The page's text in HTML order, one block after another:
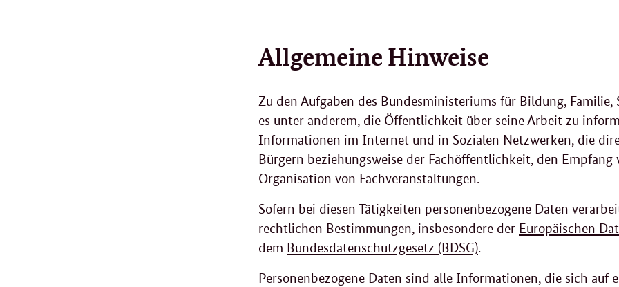
Allgemeine Hinweise
Zu den Aufgaben des Bundesministeriums für Bildung, Familie,
es unter anderem, die Öffentlichkeit über seine Arbeit zu
Informationen im Internet und in Sozialen Netzwerken, die
Bürgern beziehungsweise der Fachöffentlichkeit, den
Organisation von Fachveranstaltungen.
Sofern bei diesen Tätigkeiten personenbezogene Daten
rechtlichen Bestimmungen, insbesondere der Europäischen
dem Bundesdatenschutzgesetz (BDSG).
Personenbezogene Daten sind alle Informationen, die sich auf